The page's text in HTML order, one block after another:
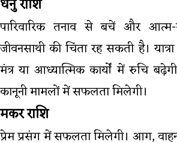
धनु राशि
पारिवारिक तनाव से बचें और
जीवनसाथी की चिंता रह सकती है।
मंत्र या आध्यात्मिक कार्यों में रुचि
कानूनी मामलों में सफलता मिलेगी।
मकर राशि
प्रेम प्रसंग में सफलता मिलेगी। आग,